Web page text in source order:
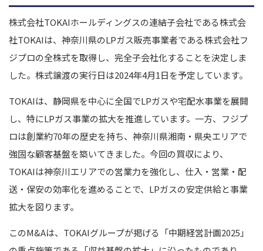
株式会社TOKAIホールディングスの連結子会社である株式会
社TOKAIは、神奈川県のLPガス販売事業者である株式会社フ
ジプロの全株式を取得し、完全子会社化することを決定しま
した。株式譲渡の実行日は2024年4月1日を予定しています。
TOKAIは、静岡県を中心に全国でLPガスや宅配水事業を展開
し、特にLPガス事業の拡大を推進しています。一方、フジプ
ロは創業約70年の歴史を持ち、神奈川県湘南・県央エリアで
強固な顧客基盤を築いてきました。今回の買収により、
TOKAIは神奈川エリアでの営業力を強化し、仕入・営業・配
送・保安の効率化を進めることで、LPガスの安定供給と事業
拡大を図ります。
このM&Aは、TOKAIグループが掲げる「中期経営計画2025」